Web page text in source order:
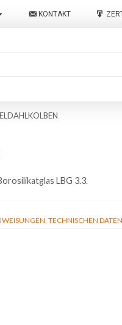
KONTAKT
LBG 3.3.
TECHNISCHEN